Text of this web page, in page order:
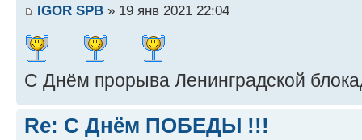
IGOR SPB » 19 янв 2021 22:04
С Днём прорыва Ленинградской
Re: С Днём ПОБЕДЫ !!!